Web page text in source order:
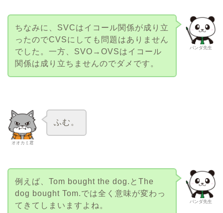
パンダ先生
ちなみに、SVCはイコール関係が成り立
ったのでCVSにしても問題はありません
でした。一方、SVO→OVSはイコール
関係は成り立ちませんのでダメです。
オオカミ君
ふむ。
パンダ先生
例えば、Tom bought the dog.とThe
dog bought Tom.では全く意味が変わっ
てきてしまいますよね。